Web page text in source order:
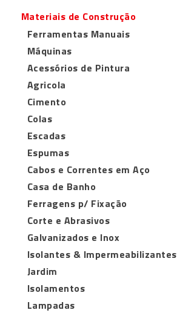
Materiais de Construção
Ferramentas Manuais
Máquinas
Acessórios de Pintura
Agricola
Cimento
Colas
Escadas
Espumas
Cabos e Correntes em Aço
Casa de Banho
Ferragens p/ Fixação
Corte e Abrasivos
Galvanizados e Inox
Isolantes & Impermeabilizantes
Jardim
Isolamentos
Lampadas